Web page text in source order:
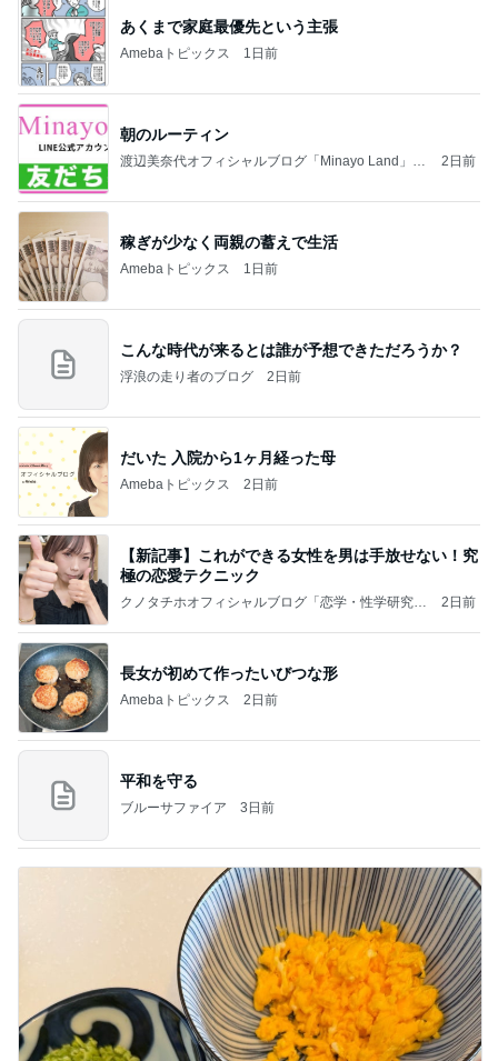
あくまで家庭最優先という主張
Amebaトピックス 1日前
朝のルーティン
渡辺美奈代オフィシャルブログ「Minayo Land」P
2日前
稼ぎが少なく両親の蓄えで生活
Amebaトピックス 1日前
こんな時代が来るとは誰が予想できただろうか？
浮浪の走り者のブログ 2日前
だいた 入院から1ヶ月経った母
Amebaトピックス 2日前
【新記事】これができる女性を男は手放せない！究
極の恋愛テクニック
クノタチホオフィシャルブログ「恋学・性学研究
2日前
長女が初めて作ったいびつな形
Amebaトピックス 2日前
平和を守る
ブルーサファイア 3日前